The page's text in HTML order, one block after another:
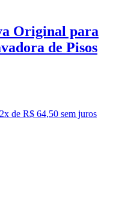
Original para
de Pisos
2x de R$ 64,50 sem juros